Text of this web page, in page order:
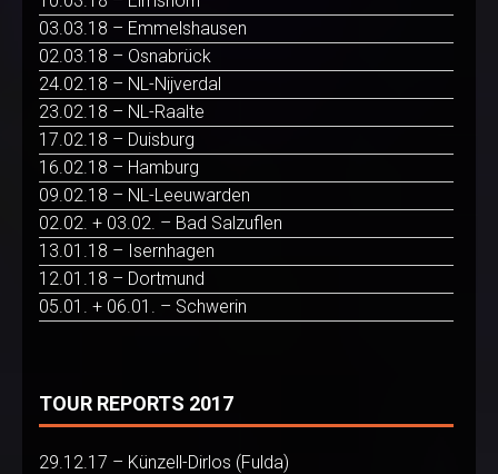
03.03.18 – Emmelshausen
02.03.18 – Osnabrück
24.02.18 – NL-Nijverdal
23.02.18 – NL-Raalte
17.02.18 – Duisburg
16.02.18 – Hamburg
09.02.18 – NL-Leeuwarden
02.02. + 03.02. – Bad Salzuflen
13.01.18 – Isernhagen
12.01.18 – Dortmund
05.01. + 06.01. – Schwerin
TOUR REPORTS 2017
29.12.17 – Künzell-Dirlos (Fulda)